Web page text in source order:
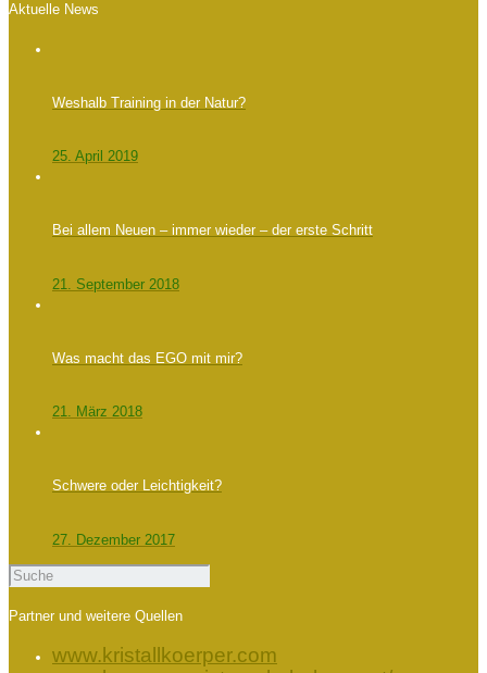
Aktuelle News
Weshalb Training in der Natur?
25. April 2019
Bei allem Neuen – immer wieder – der erste Schritt
21. September 2018
Was macht das EGO mit mir?
21. März 2018
Schwere oder Leichtigkeit?
27. Dezember 2017
Partner und weitere Quellen
www.kristallkoerper.com